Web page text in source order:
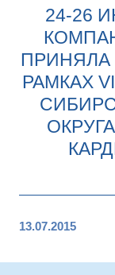
24-26
ПРИНЯЛА
РАМКАХ
13.07.2015